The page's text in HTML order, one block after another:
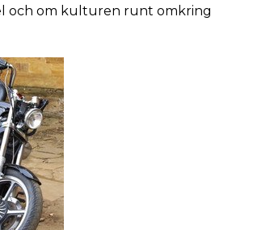
och om kulturen runt omkring